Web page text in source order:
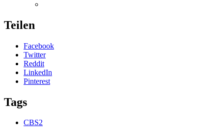
Teilen
Facebook
Twitter
Reddit
LinkedIn
Pinterest
Tags
CBS2